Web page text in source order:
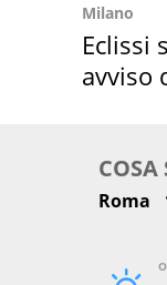
Milano
Eclissi
avviso